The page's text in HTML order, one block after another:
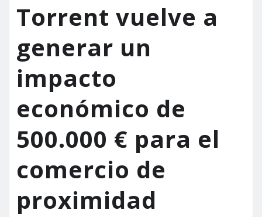
Torrent vuelve a
generar un
impacto
económico de
500.000 € para el
comercio de
proximidad